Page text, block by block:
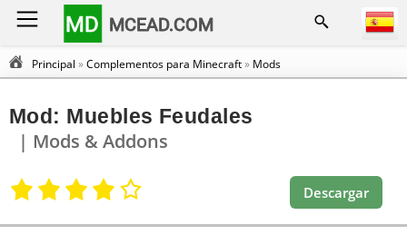
MD MCEAD.COM
Principal »Complementos para Minecraft» Mods
Mod: Muebles Feudales
| Mods & Addons
Descargar